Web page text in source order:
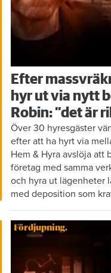
Efter
hyr ut via nytt
Robin: ”det är
Över 30 hyresgäster
efter att ha hyrt via
Hem & Hyra avslöja att
företag med samma
och hyra ut lägenheter
med deposition som
Fördjupning.